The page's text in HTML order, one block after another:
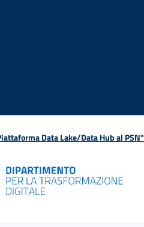
Data Lake/Data Hub al PSN"